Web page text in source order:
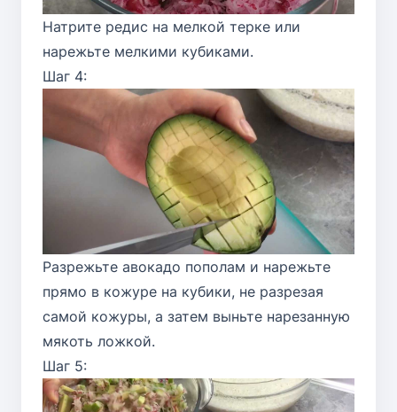
Натрите редис на мелкой терке или
нарежьте мелкими кубиками.
Шаг 4:
Разрежьте авокадо пополам и нарежьте
прямо в кожуре на кубики, не разрезая
самой кожуры, а затем выньте нарезанную
мякоть ложкой.
Шаг 5: